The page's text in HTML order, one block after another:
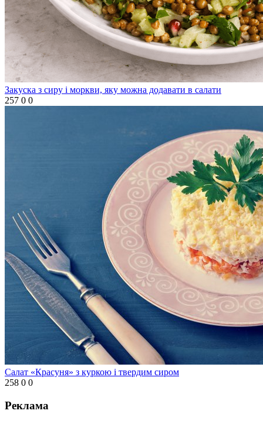
Закуска з сиру і моркви, яку можна додавати в салати
257 0 0
Салат «Красуня» з куркою і твердим сиром
258 0 0
Реклама